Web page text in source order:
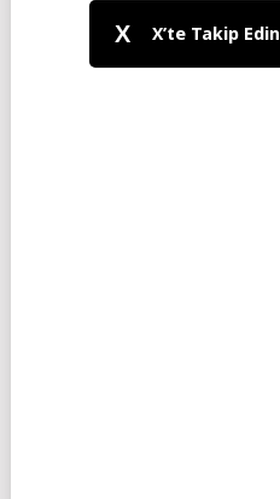
X X’te Takip Edin